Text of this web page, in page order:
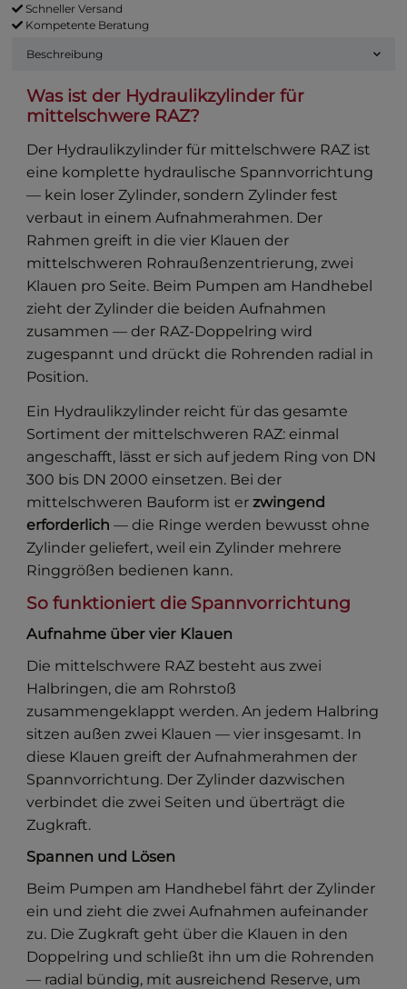
Schneller Versand
Kompetente Beratung
Beschreibung
Was ist der Hydraulikzylinder für
mittelschwere RAZ?
Der Hydraulikzylinder für mittelschwere RAZ ist
eine komplette hydraulische Spannvorrichtung
— kein loser Zylinder, sondern Zylinder fest
verbaut in einem Aufnahmerahmen. Der
Rahmen greift in die vier Klauen der
mittelschweren Rohraußenzentrierung, zwei
Klauen pro Seite. Beim Pumpen am Handhebel
zieht der Zylinder die beiden Aufnahmen
zusammen — der RAZ-Doppelring wird
zugespannt und drückt die Rohrenden radial in
Position.
Ein Hydraulikzylinder reicht für das gesamte
Sortiment der mittelschweren RAZ: einmal
angeschafft, lässt er sich auf jedem Ring von DN
300 bis DN 2000 einsetzen. Bei der
mittelschweren Bauform ist erzwingend
erforderlich — die Ringe werden bewusst ohne
Zylinder geliefert, weil ein Zylinder mehrere
Ringgrößen bedienen kann.
So funktioniert die Spannvorrichtung
Aufnahme über vier Klauen
Die mittelschwere RAZ besteht aus zwei
Halbringen, die am Rohrstoß
zusammengeklappt werden. An jedem Halbring
sitzen außen zwei Klauen — vier insgesamt. In
diese Klauen greift der Aufnahmerahmen der
Spannvorrichtung. Der Zylinder dazwischen
verbindet die zwei Seiten und überträgt die
Zugkraft.
Spannen und Lösen
Beim Pumpen am Handhebel fährt der Zylinder
ein und zieht die zwei Aufnahmen aufeinander
zu. Die Zugkraft geht über die Klauen in den
Doppelring und schließt ihn um die Rohrenden
— radial bündig, mit ausreichend Reserve, um